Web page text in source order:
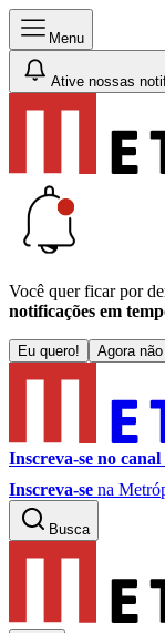
Menu
Ative nossas
Você quer ficar por
notificações em
Eu quero! Agora não
Inscreva-se no canal
Inscreva-se na
Busca